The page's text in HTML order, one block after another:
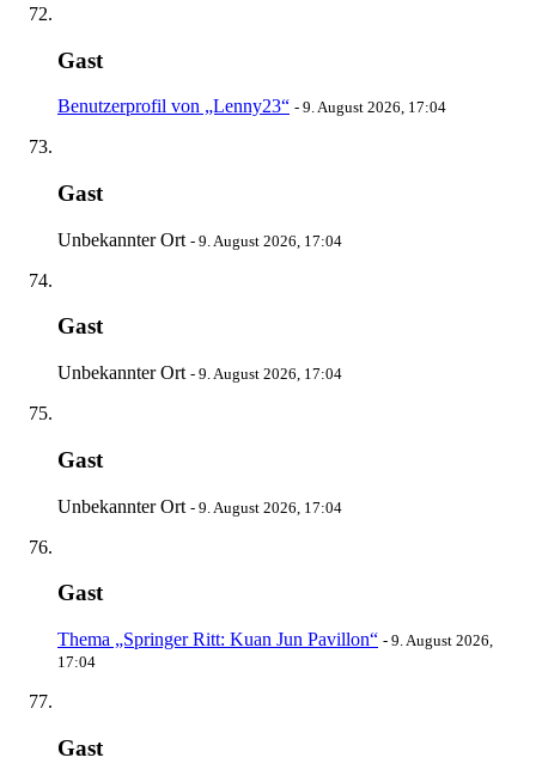
Gast
Benutzerprofil von „Lenny23“ - 9. August 2026, 17:04
Gast
Unbekannter Ort - 9. August 2026, 17:04
Gast
Unbekannter Ort - 9. August 2026, 17:04
Gast
Unbekannter Ort - 9. August 2026, 17:04
Gast
Thema „Springer Ritt: Kuan Jun Pavillon“ - 9. August 2026,
17:04
Gast